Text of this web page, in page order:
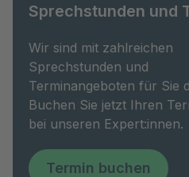
Sprechstunden und
Wir sind mit zahlreichen
Sprechstunden und
Terminangeboten für Sie
Buchen Sie jetzt Ihren
bei unseren Expert:innen.
Termin buchen